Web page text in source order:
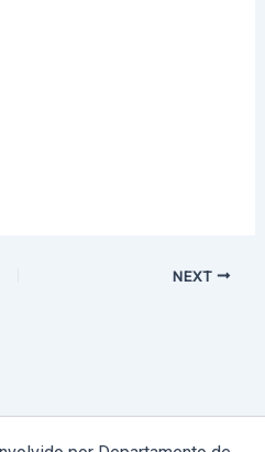
NEXT